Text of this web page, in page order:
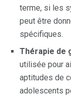
terme, si les
peut être
spécifiques.
Thérapie de
utilisée pour
aptitudes de
adolescents